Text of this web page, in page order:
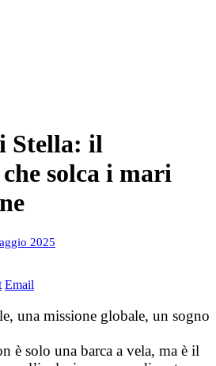
Stella: il
solca i mari
2025
Email
una missione globale, un sogno
è solo una barca a vela, ma è il